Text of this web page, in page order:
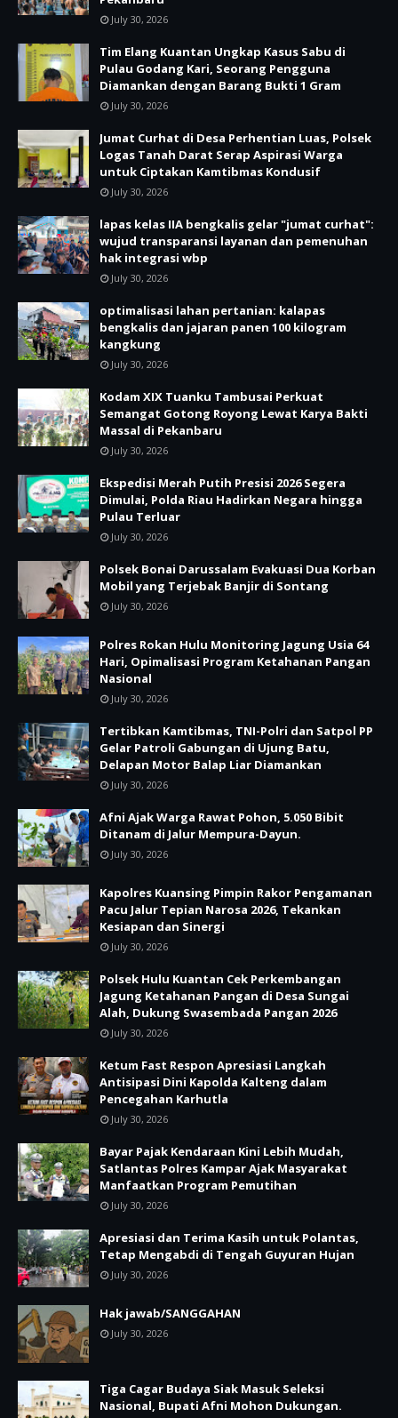
July 30, 2026
Tim Elang Kuantan Ungkap Kasus Sabu di
Pulau Godang Kari, Seorang Pengguna
Diamankan dengan Barang Bukti 1 Gram
July 30, 2026
Jumat Curhat di Desa Perhentian Luas, Polsek
Logas Tanah Darat Serap Aspirasi Warga
untuk Ciptakan Kamtibmas Kondusif
July 30, 2026
lapas kelas IIA bengkalis gelar "jumat curhat":
wujud transparansi layanan dan pemenuhan
hak integrasi wbp
July 30, 2026
optimalisasi lahan pertanian: kalapas
bengkalis dan jajaran panen 100 kilogram
kangkung
July 30, 2026
Kodam XIX Tuanku Tambusai Perkuat
Semangat Gotong Royong Lewat Karya Bakti
Massal di Pekanbaru
July 30, 2026
Ekspedisi Merah Putih Presisi 2026 Segera
Dimulai, Polda Riau Hadirkan Negara hingga
Pulau Terluar
July 30, 2026
Polsek Bonai Darussalam Evakuasi Dua Korban
Mobil yang Terjebak Banjir di Sontang
July 30, 2026
Polres Rokan Hulu Monitoring Jagung Usia 64
Hari, Opimalisasi Program Ketahanan Pangan
Nasional
July 30, 2026
Tertibkan Kamtibmas, TNI-Polri dan Satpol PP
Gelar Patroli Gabungan di Ujung Batu,
Delapan Motor Balap Liar Diamankan
July 30, 2026
Afni Ajak Warga Rawat Pohon, 5.050 Bibit
Ditanam di Jalur Mempura-Dayun.
July 30, 2026
Kapolres Kuansing Pimpin Rakor Pengamanan
Pacu Jalur Tepian Narosa 2026, Tekankan
Kesiapan dan Sinergi
July 30, 2026
Polsek Hulu Kuantan Cek Perkembangan
Jagung Ketahanan Pangan di Desa Sungai
Alah, Dukung Swasembada Pangan 2026
July 30, 2026
Ketum Fast Respon Apresiasi Langkah
Antisipasi Dini Kapolda Kalteng dalam
Pencegahan Karhutla
July 30, 2026
Bayar Pajak Kendaraan Kini Lebih Mudah,
Satlantas Polres Kampar Ajak Masyarakat
Manfaatkan Program Pemutihan
July 30, 2026
Apresiasi dan Terima Kasih untuk Polantas,
Tetap Mengabdi di Tengah Guyuran Hujan
July 30, 2026
Hak jawab/SANGGAHAN
July 30, 2026
Tiga Cagar Budaya Siak Masuk Seleksi
Nasional, Bupati Afni Mohon Dukungan.